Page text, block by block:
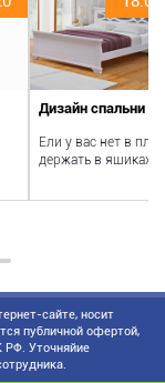
Дизайн спальни
Ели у вас нет в
держать в ящиках
сайте, носит
публичной офертой,
РФ. Уточняйие